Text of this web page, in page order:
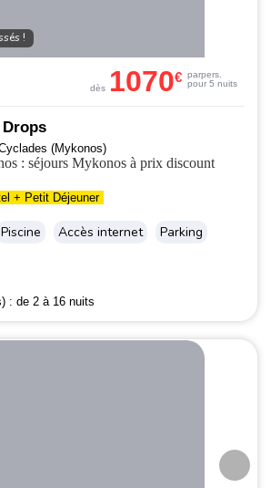
!
(Mykonos)
+ Petit Déjeuner
Piscine Accès internet
Parking
: de 2 à 16 nuits
dès 1070€ parpers.
pour 5 nuits